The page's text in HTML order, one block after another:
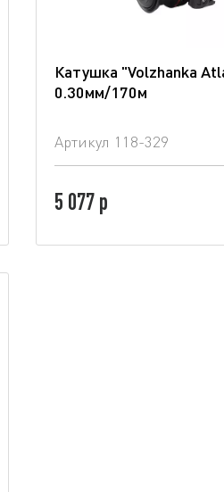
Катушка "Volzhanka
0.30мм/170м
Артикул 118-329
5 077 р